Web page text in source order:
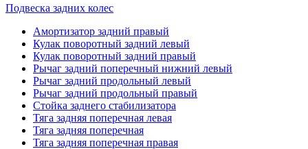
Подвеска задних колес
Амортизатор задний правый
Кулак поворотный задний левый
Кулак поворотный задний правый
Рычаг задний поперечный нижний левый
Рычаг задний продольный левый
Рычаг задний продольный правый
Стойка заднего стабилизатора
Тяга задняя поперечная левая
Тяга задняя поперечная
Тяга задняя поперечная правая